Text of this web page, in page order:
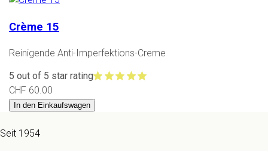
Crème 15
Reinigende Anti-Imperfektions-Creme
5 out of 5 star rating
CHF 60.00
In den Einkaufswagen
Seit 1954